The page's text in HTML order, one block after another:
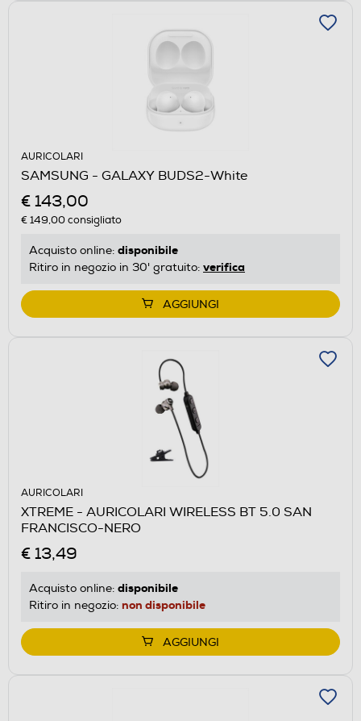
AURICOLARI
SAMSUNG - GALAXY BUDS2-White
€ 143,00
€ 149,00consigliato
Acquisto online: disponibile
Ritiro in negozio in 30' gratuito: verifica
AGGIUNGI
AURICOLARI
XTREME - AURICOLARI WIRELESS BT 5.0 SAN
FRANCISCO-NERO
€ 13,49
Acquisto online: disponibile
Ritiro in negozio: non disponibile
AGGIUNGI